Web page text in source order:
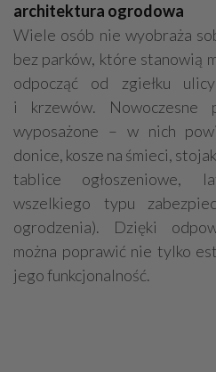
architektura ogrodowa
Wiele osób nie wyobraża
bez parków, które stanowią
odpocząć od zgiełku
i krzewów.
wyposażone – w nich
donice, kosze na śmieci,
tablice ogłoszeniowe,
wszelkiego typu
ogrodzenia). Dzięki
można poprawić nie tylko
jego funkcjonalność.